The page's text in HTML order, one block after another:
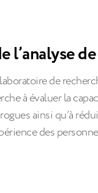
l’analyse
de
à évaluer la
ainsi qu’à
des